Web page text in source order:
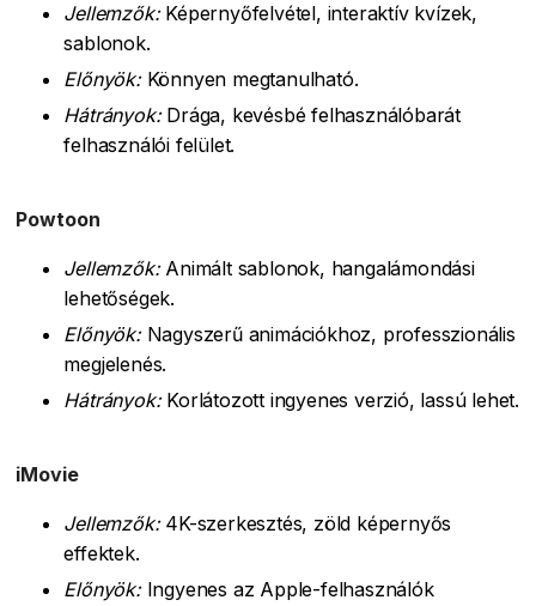
Jellemzők:Képernyőfelvétel, interaktív kvízek,
sablonok.
Előnyök:Könnyen megtanulható.
Hátrányok:Drága, kevésbé felhasználóbarát
felhasználói felület.
Powtoon
Jellemzők:Animált sablonok, hangalámondási
lehetőségek.
Előnyök:Nagyszerű animációkhoz, professzionális
megjelenés.
Hátrányok:Korlátozott ingyenes verzió, lassú lehet.
iMovie
Jellemzők:4K-szerkesztés, zöld képernyős
effektek.
Előnyök:Ingyenes az Apple-felhasználók